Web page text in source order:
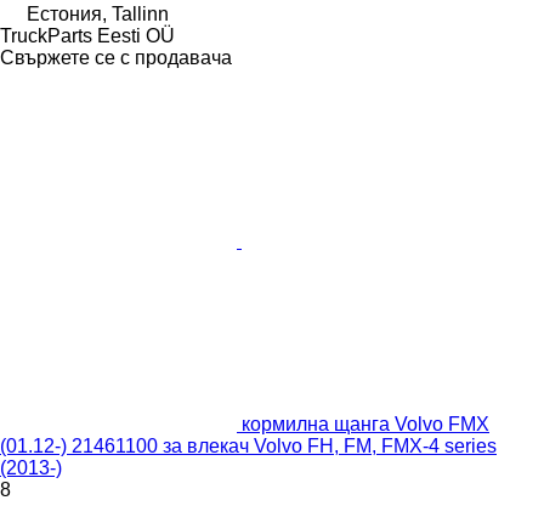
Естония, Tallinn
TruckParts Eesti OÜ
Свържете се с продавача
кормилна щанга Volvo FMX
(01.12-) 21461100 за влекач Volvo FH, FM, FMX-4 series
(2013-)
8